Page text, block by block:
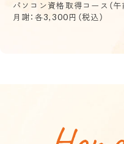
パソコン資格取得コース（午
月謝：各3,300円（税込）